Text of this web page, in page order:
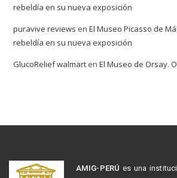
rebeldía en su nueva exposición
puravive reviews enEl Museo Picasso de
rebeldía en su nueva exposición
GlucoRelief walmart enEl Museo de Orsay.
AMIG-PERÚ es una